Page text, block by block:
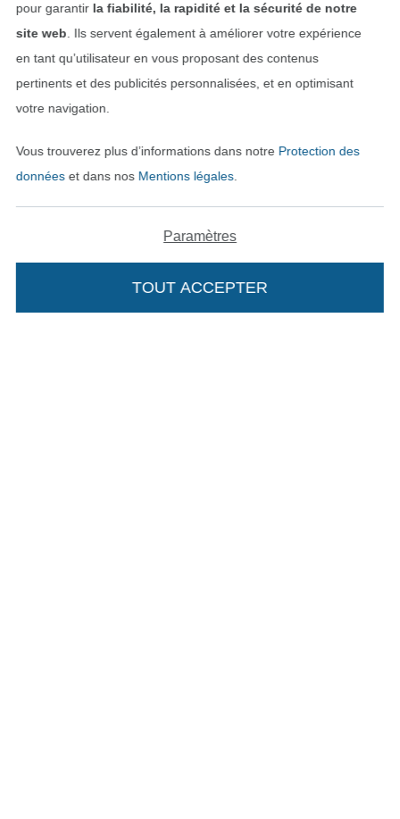
Ajouter à mon panier
Nos partenaires logistiques
Mentions légales
Protection des données
Droit de rétractation
pour garantir la fiabilité, la rapidité et la sécurité de notre
site web . Ils servent également à améliorer votre expérience
en tant qu’utilisateur en vous proposant des contenus
pertinents et des publicités personnalisées, et en optimisant
votre navigation.
Vous trouverez plus d’informations dans notre Protection des
donnéeset dans nos Mentions légales.
Paramètres
TOUT ACCEPTER